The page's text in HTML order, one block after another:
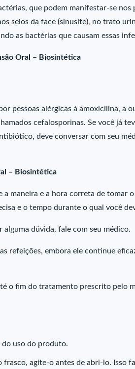
que podem manifestar-se nos
seios da face (sinusite), no trato
as bactérias que causam essas
Oral – Biosintética
pessoas alérgicas à amoxicilina, a
cefalosporinas. Se você já
deve conversar com seu
– Biosintética
a maneira e a hora correta de tomar
e o tempo durante o qual você
alguma dúvida, fale com seu médico.
refeições, embora ele continue
o fim do tratamento prescrito pelo
do uso do produto.
frasco, agite-o antes de abri-lo. Isso